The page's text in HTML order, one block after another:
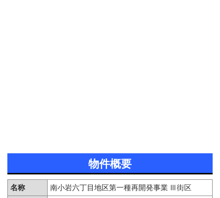
物件概要
名称
南小岩六丁目地区第一種再開発事業 Ⅲ街区